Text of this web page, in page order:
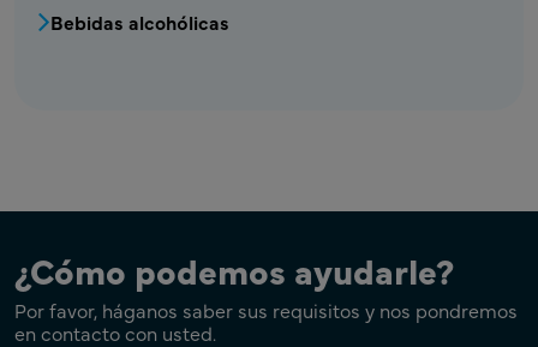
Bebidas alcohólicas
¿Cómo podemos ayudarle?
Por favor, háganos saber sus requisitos y nos pondremos
en contacto con usted.